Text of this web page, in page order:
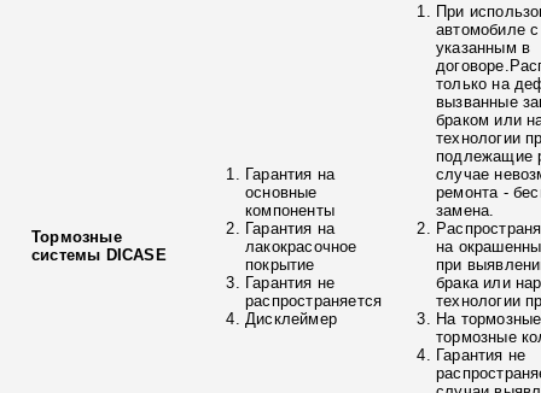
Тормозные
системы DICASE
Гарантия на
основные
компоненты
Гарантия на
лакокрасочное
покрытие
Гарантия не
распространяется
Дисклеймер
При
автомобиле
указанным в
только на
вызванные
браком или
технологии
подлежащие
случае
ремонта -
замена.
на
при
брака или
технологии
На
тормозные
Гарантия не